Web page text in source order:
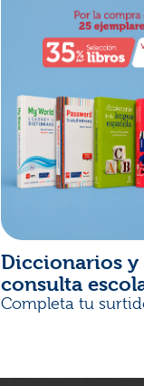
Diccionarios y
consulta
Completa tu